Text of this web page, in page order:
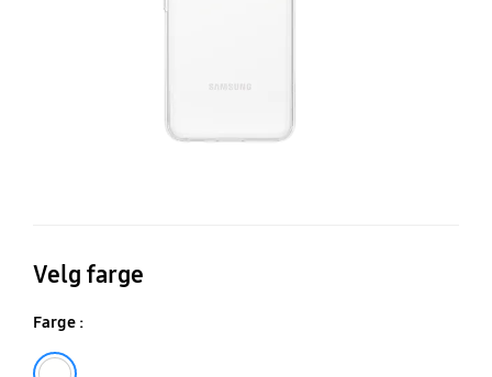
Velg farge
Farge :